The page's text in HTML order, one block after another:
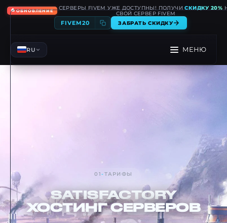
🔥ОБНОВЛЕНИЕ СЕРВЕРЫ FIVEM УЖЕ ДОСТУПНЫ! ПОЛУЧИСКИДКУ 20%
СВОЙ СЕРВЕР FIVEM
FIVEM20 ЗАБРАТЬ СКИДКУ
RU МЕНЮ
01-ТАРИФЫ
SATISFACTORY
ХОСТИНГ СЕРВЕРОВ